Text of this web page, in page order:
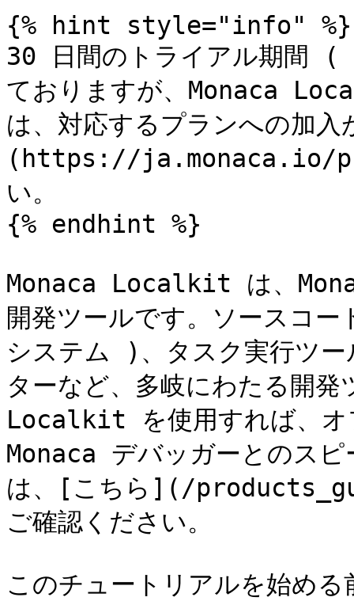
{% hint style="info" %}
30 日間のトライアル期間 (
ておりますが、Monaca
は、対応するプランへの加
(https://ja.monaca.io/
い。
{% endhint %}
Monaca Localkit は、
開発ツールです。ソースコ
システム )、タスク実行ツ
ターなど、多岐にわたる開
Localkit を使用すれば、オ
Monaca デバッガーとのスピ
は、[こちら](/
ご確認ください。
このチュートリアルを始め